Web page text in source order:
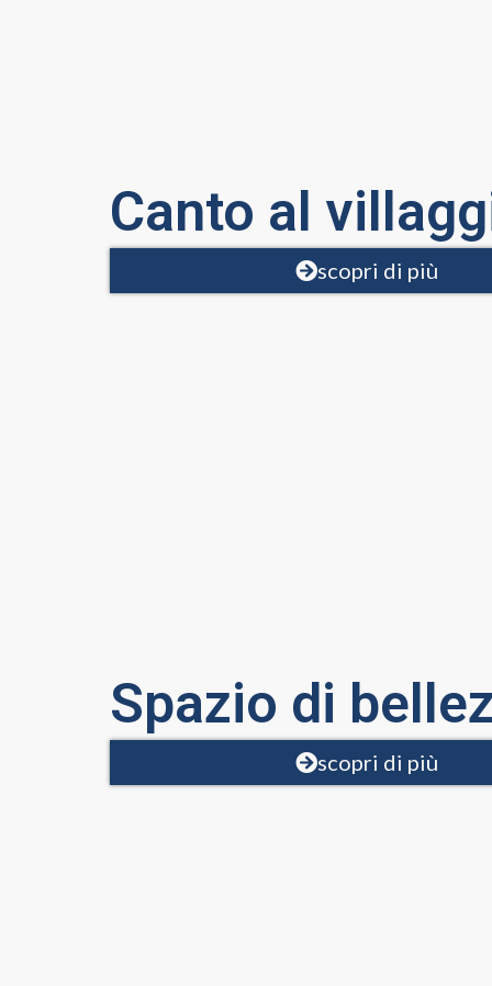
Canto al
scopri di più
Spazio di
scopri di più